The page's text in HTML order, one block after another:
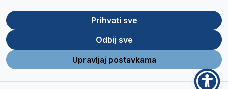
Ova stranica je zaštićena Google reCAPTCHA sustavom
Store
Google
Play
Prihvati sve
Odbij sve
Upravljaj postavkama